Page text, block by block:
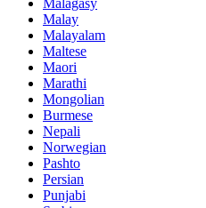
Malagasy
Malay
Malayalam
Maltese
Maori
Marathi
Mongolian
Burmese
Nepali
Norwegian
Pashto
Persian
Punjabi